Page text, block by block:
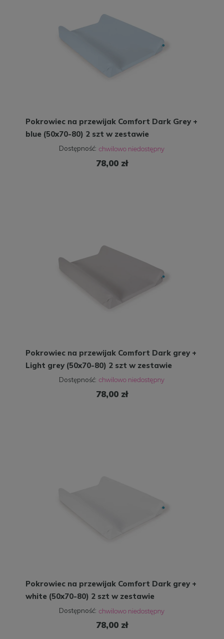
Pokrowiec na przewijak Comfort Dark Grey +
blue (50x70-80) 2 szt w zestawie
Dostępność:
78,00 zł
Pokrowiec na przewijak Comfort Dark grey +
Light grey (50x70-80) 2 szt w zestawie
Dostępność:
78,00 zł
Pokrowiec na przewijak Comfort Dark grey +
white (50x70-80) 2 szt w zestawie
Dostępność:
78,00 zł